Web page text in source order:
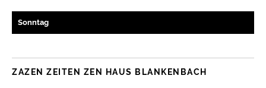
Sonntag
ZAZEN ZEITEN ZEN HAUS BLANKENBACH